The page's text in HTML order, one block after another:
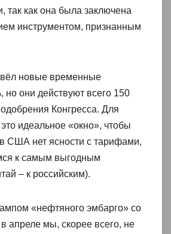
так как она была заключена
инструментом, признанным
новые временные
они действуют всего 150
Конгресса. Для
идеальное «окно», чтобы
США нет ясности с тарифами,
к самым выгодным
– к российским).
«нефтяного эмбарго» со
апреле мы, скорее всего, не